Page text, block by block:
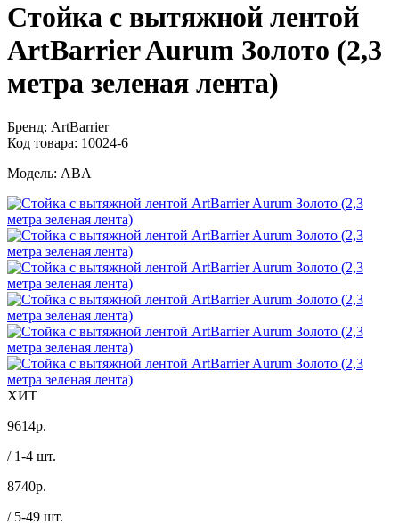
Стойка с вытяжной лентой
ArtBarrier Aurum Золото (2,3
метра зеленая лента)
Бренд: ArtBarrier
Код товара: 10024-6
Модель: ABA
ХИТ
9614р.
/ 1-4 шт.
8740р.
/ 5-49 шт.